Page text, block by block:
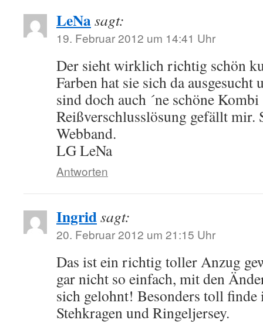
LeNasagt:
19. Februar 2012 um 14:41 Uhr
Der sieht wirklich richtig schön
Farben hat sie sich da
sind doch auch ´ne schöne
Reißverschlusslösung gefällt mir.
Webband.
LG LeNa
Antworten
Ingridsagt:
20. Februar 2012 um 21:15 Uhr
Das ist ein richtig toller Anzug
gar nicht so einfach, mit den
sich gelohnt! Besonders toll
Stehkragen und Ringeljersey.